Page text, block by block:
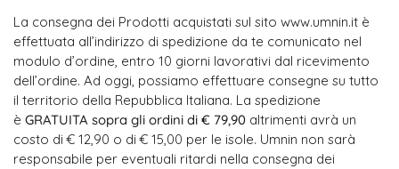
La consegna dei Prodotti acquistati sul sito www.umnin.it è
effettuata all’indirizzo di spedizione da te comunicato nel
modulo d’ordine, entro 10 giorni lavorativi dal ricevimento
dell’ordine. Ad oggi, possiamo effettuare consegne su tutto
il territorio della Repubblica Italiana. La spedizione
è GRATUITA sopra gli ordini di € 79,90 altrimenti avrà un
costo di € 12,90 o di € 15,00 per le isole. Umnin non sarà
responsabile per eventuali ritardi nella consegna dei